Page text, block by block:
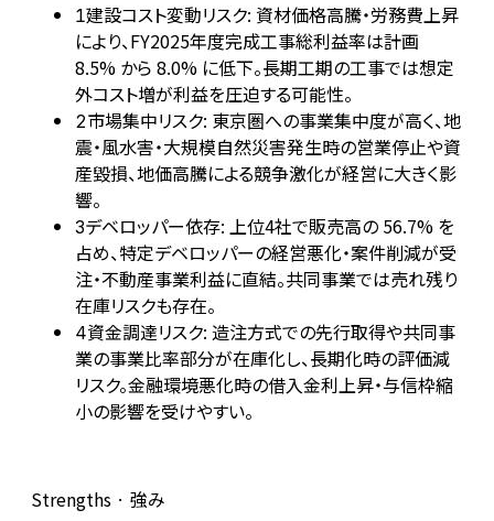
1建設コスト変動リスク: 資材価格高騰・労務費上昇
により、FY2025年度完成工事総利益率は計画
8.5% から 8.0% に低下。長期工期の工事では想定
外コスト増が利益を圧迫する可能性。
2市場集中リスク: 東京圏への事業集中度が高く、地
震・風水害・大規模自然災害発生時の営業停止や資
産毀損、地価高騰による競争激化が経営に大きく影
響。
3デベロッパー依存: 上位4社で販売高の 56.7% を
占め、特定デベロッパーの経営悪化・案件削減が受
注・不動産事業利益に直結。共同事業では売れ残り
在庫リスクも存在。
4資金調達リスク: 造注方式での先行取得や共同事
業の事業比率部分が在庫化し、長期化時の評価減
リスク。金融環境悪化時の借入金利上昇・与信枠縮
小の影響を受けやすい。
Strengths · 強み